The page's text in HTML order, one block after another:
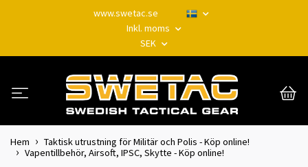
www.swetac.se
Inkl. moms
SEK
Hem
Taktisk utrustning för Militär och Polis - Köp online!
Vapentillbehör, Airsoft, IPSC, Skytte - Köp online!